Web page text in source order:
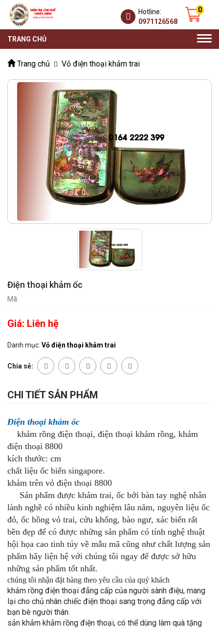
0
Hotline:
0971126568
TRANG CHỦ
Trang chủ Vỏ điện thoại khảm trai
Điện thoại khảm ốc
Mã:
Giá: Liên hệ
Danh mục: Vỏ điện thoại khảm trai
Chia sẻ:
CHI TIẾT SẢN PHẨM
Điện thoại khảm ốc
khảm rồng điện thoại, điện thoại khảm rồng, khảm
điện thoại 8800
kích thước: cm
chất liệu ốc biển singapore.
khảm trên vỏ điện thoại 8800
Sản phẩm được khảm trai, ốc bởi bàn tay nghệ nhân
lành nghề có nhiều kinh nghiệm lâu năm, nguyên liệu ốc
đỏ, ốc hồng vỏ trai, cửu khổng, bào ngư, xác biển rất
bền đẹp để có được những sản phẩm có tính nghệ thuật
hội họa cao tinh túy về mẫu mã cũng như chất lượng sản
phẩm hãy liện hệ với chúng tôi ngay để được sở hữu
những sản phẩm tốt nhất.
chúng tôi nhận đặt hàng theo yêu cầu của quý khách
khảm rồng điện thoại đẳng cấp của người sành điệu, mang
lại cho chủ nhân chiếc điện thoại sang trọng đẳng cấp với
bạn bè người thân
sản khảm khảm rồng điện thoại, có thể dùng làm quà tặng